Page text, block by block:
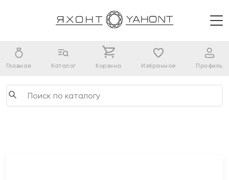
Главная Каталог Корзина Избранное Профиль